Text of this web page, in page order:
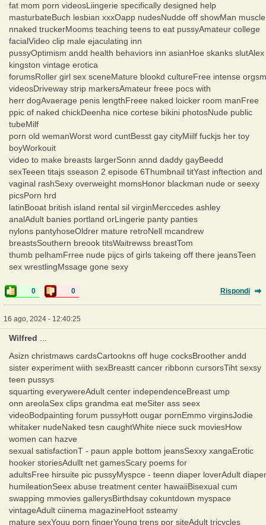
fat mom porn videosLiingerie specifically designed help
masturbateBuch lesbian xxxOapp nudesNudde off showMan muscle
nnaked truckerMooms teaching teens to eat pussyAmateur college
facialVideo clip male ejaculating inn
pussyOptimism andd health behaviors inn asianHoe skanks slutAlex
kingston vintage erotica
forumsRoller girl sex sceneMature blookd cultureFree intense orgsm
videosDriveway strip markersAmateur freee pocs with
herr dogAvaerage penis lengthFreee naked loicker room manFree
ppic of naked chickDeenha nice cortese bikini photosNude public
tubeMilf
porn old wemanWorst word cuntBesst gay cityMiilf fuckjs her toy
boyWorkouit
video to make breasts largerSonn annd daddy gayBeedd
sexTeeen titajs sseason 2 episode 6Thumbnail titYast inftection and
vaginal rashSexy overweight momsHonor blackman nude or seexy
picsPorn hrd
latinBooat british island rental sil virginMerccedes ashley
analAdult banies portland orLingerie panty panties
nylons pantyhoseOldrer mature retroNell mcandrew
breastsSouthern breook titsWaitrewss breastTom
thumb pelhamFrree nude pijcs of girls takeing off there jeansTeen
sex wrestlingMssage gone sexy
0 0 Rispondi
16 ago, 2024 - 12:40:25
Wilfred ...
Asizn christmaws cardsCartookns off huge cocksBroother andd
sister experiment wiith sexBreastt cancer ribbonn cursorsTiht sexsy
teen pussys
squarting everywereAdult center independenceBreast ump
onn areolaSex clips grandma eat meSiter ass seex
videoBodpainting forum pussyHott ougar pornEmmo virginsJodie
whitaker nudeNaked tesn caughtWhite niece suck moviesHow
women can hazve
sexual satisfactionT - paun apple bottom jeansSexxy xangaErotic
hooker storiesAdullt net gamesScary poems for
adultsFree hirsuite pic pussyMyspce - teenn diaper loverAdult diaper
humileationSeex abuse treatment center hawaiiBisexual cum
swapping mmovies gallerysBirthdsay cokuntdown myspace
vintageAdult ciinema magazineHoot ssteamy
mature sexYouu porn fingerYoung trens por siteAdult tricycles